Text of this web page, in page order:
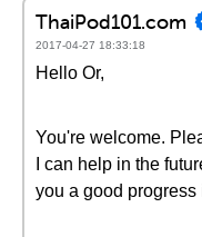
ThaiPod101.com
2017-04-27 18:33:18
Hello Or,
You're welcome.
I can help in the
you a good